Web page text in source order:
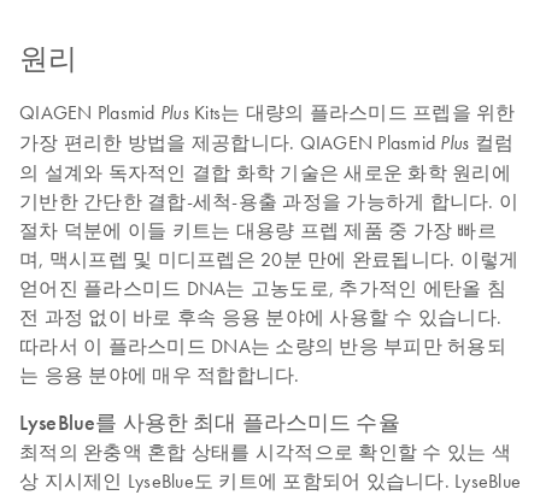
원리
QIAGEN Plasmid PlusKits는 대량의 플라스미드 프렙을 위한
가장 편리한 방법을 제공합니다. QIAGEN Plasmid Plus 컬럼
의 설계와 독자적인 결합 화학 기술은 새로운 화학 원리에
기반한 간단한 결합-세척-용출 과정을 가능하게 합니다. 이
절차 덕분에 이들 키트는 대용량 프렙 제품 중 가장 빠르
며, 맥시프렙 및 미디프렙은 20분 만에 완료됩니다. 이렇게
얻어진 플라스미드 DNA는 고농도로, 추가적인 에탄올 침
전 과정 없이 바로 후속 응용 분야에 사용할 수 있습니다.
따라서 이 플라스미드 DNA는 소량의 반응 부피만 허용되
는 응용 분야에 매우 적합합니다.
LyseBlue를 사용한 최대 플라스미드 수율
최적의 완충액 혼합 상태를 시각적으로 확인할 수 있는 색
상 지시제인 LyseBlue도 키트에 포함되어 있습니다. LyseBlue